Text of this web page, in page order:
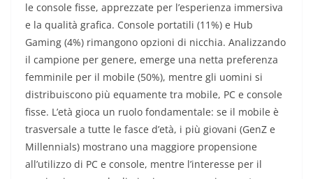
le console fisse, apprezzate per l’esperienza immersiva
e la qualità grafica. Console portatili (11%) e Hub
Gaming (4%) rimangono opzioni di nicchia. Analizzando
il campione per genere, emerge una netta preferenza
femminile per il mobile (50%), mentre gli uomini si
distribuiscono più equamente tra mobile, PC e console
fisse. L’età gioca un ruolo fondamentale: se il mobile è
trasversale a tutte le fasce d’età, i più giovani (GenZ e
Millennials) mostrano una maggiore propensione
all’utilizzo di PC e console, mentre l’interesse per il